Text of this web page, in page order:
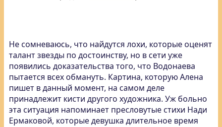
Не сомневаюсь, что найдутся лохи, которые оценят
талант звезды по достоинству, но в сети уже
появились доказательства того, что Водонаева
пытается всех обмануть. Картина, которую Алена
пишет в данный момент, на самом деле
принадлежит кисти другого художника. Уж больно
эта ситуация напоминает пресловутые стихи Нади
Ермаковой, которые девушка длительное время